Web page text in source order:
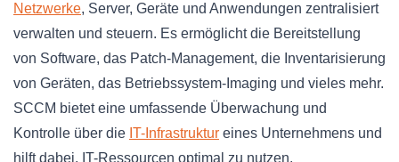
Netzwerke, Server, Geräte und Anwendungen zentralisiert
verwalten und steuern. Es ermöglicht die Bereitstellung
von Software, das Patch-Management, die Inventarisierung
von Geräten, das Betriebssystem-Imaging und vieles mehr.
SCCM bietet eine umfassende Überwachung und
Kontrolle über die IT-Infrastruktur eines Unternehmens und
hilft dabei, IT-Ressourcen optimal zu nutzen.